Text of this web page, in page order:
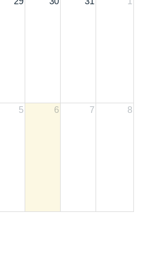
5 6 7 8